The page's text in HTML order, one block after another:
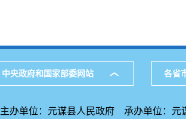
中央政府和国家部委网站 各省
主办单位：元谋县人民政府 承办单位：元